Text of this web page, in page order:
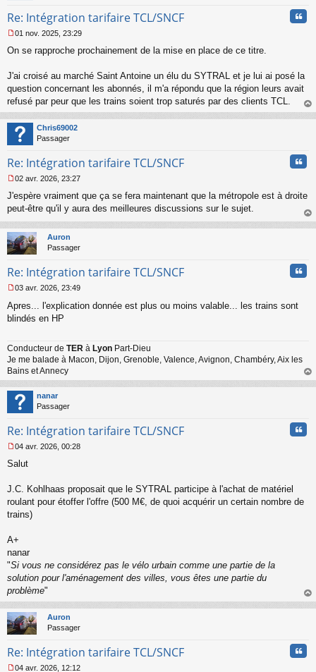
n
u
Re: Intégration tarifaire TCL/SNCF
e
s
g
e
n
o
n
l
01 nov. 2025, 23:29
On se rapproche prochainement de la mise en place de ce titre.
J'ai croisé au marché Saint Antoine un élu du SYTRAL et je lui ai posé la
question concernant les abonnés, il m'a répondu que la région leurs avait
refusé par peur que les trains soient trop saturés par des clients TCL.
au
Chris69002
Passager
Re: Intégration tarifaire TCL/SNCF
e
s
a
g
e
o
l
u
02 avr. 2026, 23:27
J'espère vraiment que ça se fera maintenant que la métropole est à droite
peut-être qu'il y aura des meilleures discussions sur le sujet.
au
Auron
Passager
Re: Intégration tarifaire TCL/SNCF
e
s
g
e
n
o
n
l
u
03 avr. 2026, 23:49
Apres... l'explication donnée est plus ou moins valable... les trains sont
blindés en HP
Conducteur de TER à Lyon Part-Dieu
Je me balade à Macon, Dijon, Grenoble, Valence, Avignon, Chambéry, Aix les
Bains et Annecy
au
nanar
Passager
Re: Intégration tarifaire TCL/SNCF
e
s
g
e
o
n
l
u
04 avr. 2026, 00:28
Salut
J.C. Kohlhaas proposait que le SYTRAL participe à l'achat de matériel
roulant pour étoffer l'offre (500 M€, de quoi acquérir un certain nombre de
trains)
A+
nanar
"Si vous ne considérez pas le vélo urbain comme une partie de la
solution pour l'aménagement des villes, vous êtes une partie du
problème"
au
Auron
Passager
Re: Intégration tarifaire TCL/SNCF
04 avr. 2026, 12:12